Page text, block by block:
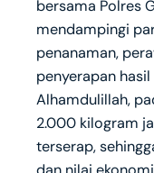
bersama Polres
mendampingi
penanaman,
penyerapan
Alhamdulillah,
2.000 kilogram
terserap,